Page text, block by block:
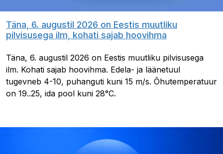
Täna, 6. augustil 2026 on Eestis muutliku
pilvisusega ilm, kohati sajab hoovihma
Täna, 6. augustil 2026 on Eestis muutliku pilvisusega
ilm. Kohati sajab hoovihma. Edela- ja läänetuul
tugevneb 4-10, puhanguti kuni 15 m/s. Õhutemperatuur
on 19..25, ida pool kuni 28°C.